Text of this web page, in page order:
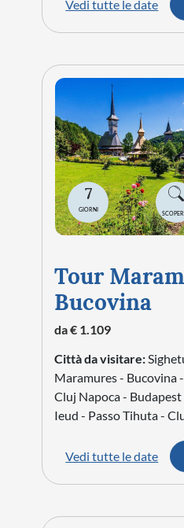
Vedi tutte le date
7
GIORNI
Tour
Bucovina
da € 1.109
Città da visitare:
Maramures - Bucovina
Cluj Napoca - Budapest
Ieud - Passo Tihuta -
Vedi tutte le date